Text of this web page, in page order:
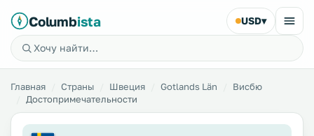
Columbista USD▾
Главная Страны Швеция Gotlands Län
Висбю
Достопримечательности